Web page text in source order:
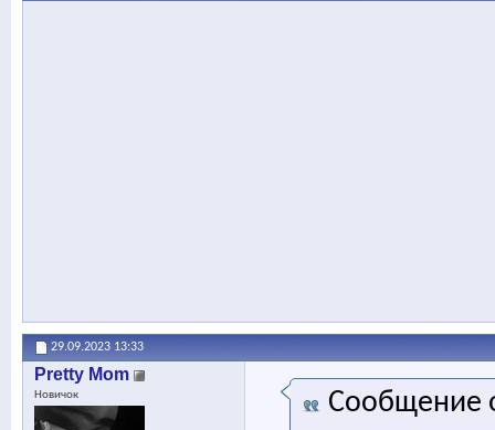
29.09.2023 13:33
Pretty Mom
Новичок Сообщение